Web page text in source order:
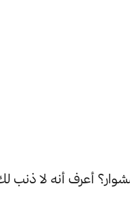
أعرف أنه لا ذنب